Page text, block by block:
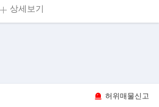
상세보기
허위매물신고